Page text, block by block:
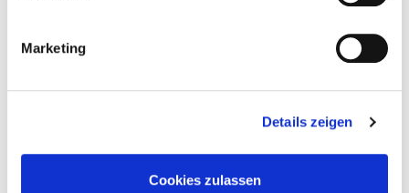
Marketing
Details zeigen
Cookies zulassen
Projektgruppen bis hin zu globalen
Datenschutz und IT-Sicherheit